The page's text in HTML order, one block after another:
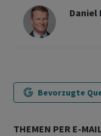
Daniel
Bevorzugte
THEMEN PER E-